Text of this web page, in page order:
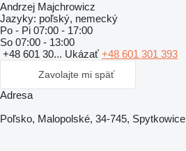
Andrzej Majchrowicz
Jazyky: poľský, nemecký
Po - Pi 07:00 - 17:00
So 07:00 - 13:00
+48 601 30... Ukázať +48 601 301 393
Zavolajte mi späť
Adresa
Poľsko, Malopolské, 34-745, Spytkowice